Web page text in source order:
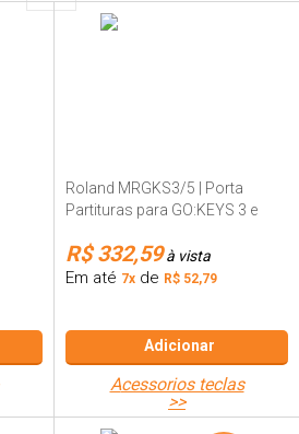
Roland MRGKS3/5 | Porta
Partituras para GO:KEYS 3 e
R$ 332,59
Em até 7x de R$ 52,79
Adicionar
acessorios teclas
>>